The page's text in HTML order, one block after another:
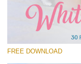
Small 800*600px
White Feathers
(30 Overlays)
FREE DOWNLOAD